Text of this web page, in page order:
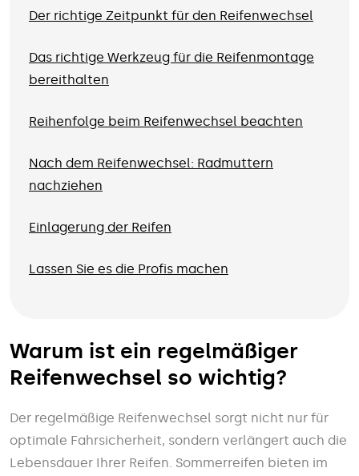
Der richtige Zeitpunkt für den Reifenwechsel
Das richtige Werkzeug für die Reifenmontage
bereithalten
Reihenfolge beim Reifenwechsel beachten
Nach dem Reifenwechsel: Radmuttern
nachziehen
Einlagerung der Reifen
Lassen Sie es die Profis machen
Warum ist ein regelmäßiger
Reifenwechsel so wichtig?
Der regelmäßige Reifenwechsel sorgt nicht nur für
optimale Fahrsicherheit, sondern verlängert auch die
Lebensdauer Ihrer Reifen. Sommerreifen bieten im